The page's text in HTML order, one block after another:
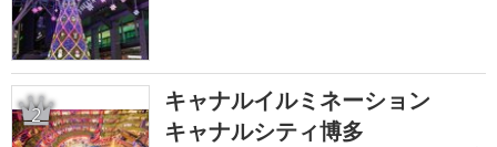
2
キャナルイルミネーション
キャナルシティ博多